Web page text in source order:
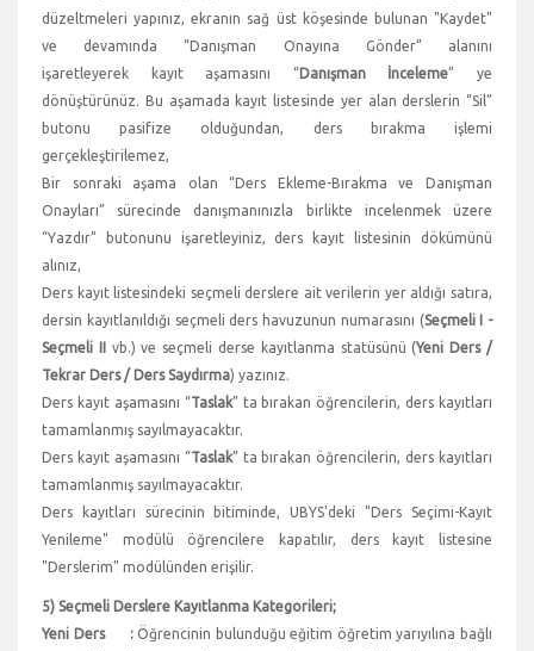
düzeltmeleri yapınız, ekranın sağ üst köşesinde bulunan "Kaydet"
ve devamında “Danışman Onayına Gönder” alanını
işaretleyerek kayıt aşamasını “Danışman İnceleme” ye
dönüştürünüz. Bu aşamada kayıt listesinde yer alan derslerin “Sil”
butonu pasifize olduğundan, ders bırakma işlemi
gerçekleştirilemez,
Bir sonraki aşama olan “Ders Ekleme-Bırakma ve Danışman
Onayları” sürecinde danışmanınızla birlikte incelenmek üzere
“Yazdır” butonunu işaretleyiniz, ders kayıt listesinin dökümünü
alınız,
Ders kayıt listesindeki seçmeli derslere ait verilerin yer aldığı satıra,
dersin kayıtlanıldığı seçmeli ders havuzunun numarasını (Seçmeli I -
Seçmeli IIvb.) ve seçmeli derse kayıtlanma statüsünü (Yeni Ders /
Tekrar Ders / Ders Saydırma) yazınız.
Ders kayıt aşamasını “Taslak” ta bırakan öğrencilerin, ders kayıtları
tamamlanmış sayılmayacaktır.
Ders kayıt aşamasını “Taslak” ta bırakan öğrencilerin, ders kayıtları
tamamlanmış sayılmayacaktır.
Ders kayıtları sürecinin bitiminde, UBYS'deki "Ders Seçimi-Kayıt
Yenileme" modülü öğrencilere kapatılır, ders kayıt listesine
"Derslerim" modülünden erişilir.
5) Seçmeli Derslere Kayıtlanma Kategorileri;
Yeni Ders :Öğrencinin bulunduğu eğitim öğretim yarıyılına bağlı